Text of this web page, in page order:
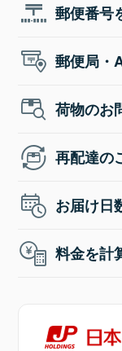
郵便番号
郵便局・
荷物のお
再配達の
お届け日
料金を計